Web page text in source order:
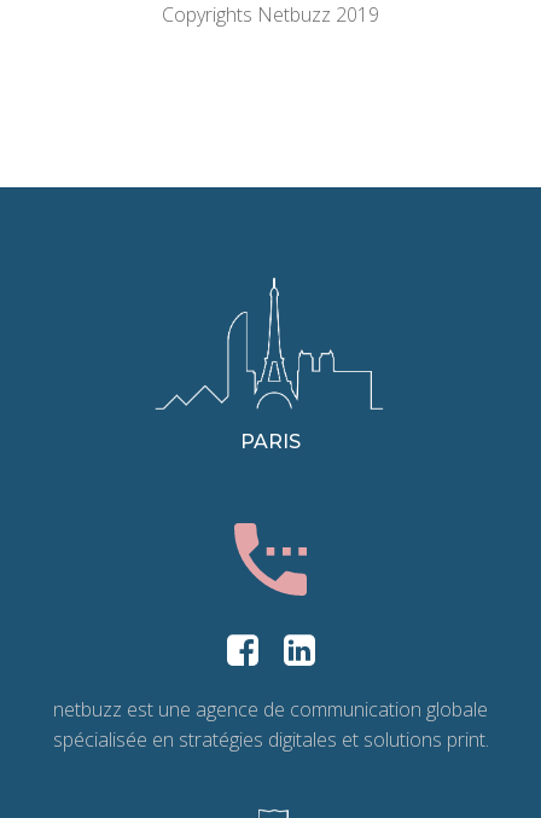
Copyrights Netbuzz 2019
PARIS
netbuzz est une agence de communication globale
spécialisée en stratégies digitales et solutions print.